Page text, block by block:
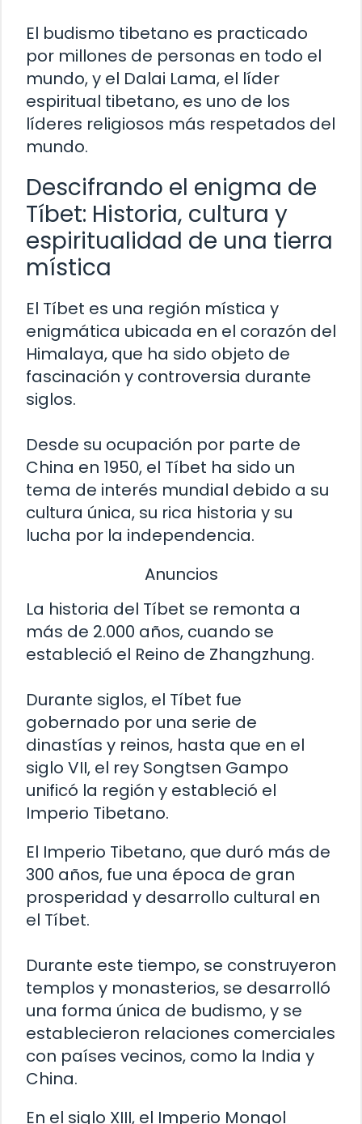
El budismo tibetano es practicado
por millones de personas en todo el
mundo, y el Dalai Lama, el líder
espiritual tibetano, es uno de los
líderes religiosos más respetados del
mundo.
Descifrando el enigma de
Tíbet: Historia, cultura y
espiritualidad de una tierra
mística
El Tíbet es una región mística y
enigmática ubicada en el corazón del
Himalaya, que ha sido objeto de
fascinación y controversia durante
siglos.
Desde su ocupación por parte de
China en 1950, el Tíbet ha sido un
tema de interés mundial debido a su
cultura única, su rica historia y su
lucha por la independencia.
Anuncios
La historia del Tíbet se remonta a
más de 2.000 años, cuando se
estableció el Reino de Zhangzhung.
Durante siglos, el Tíbet fue
gobernado por una serie de
dinastías y reinos, hasta que en el
siglo VII, el rey Songtsen Gampo
unificó la región y estableció el
Imperio Tibetano.
El Imperio Tibetano, que duró más de
300 años, fue una época de gran
prosperidad y desarrollo cultural en
el Tíbet.
Durante este tiempo, se construyeron
templos y monasterios, se desarrolló
una forma única de budismo, y se
establecieron relaciones comerciales
con países vecinos, como la India y
China.
En el siglo XIII, el Imperio Mongol